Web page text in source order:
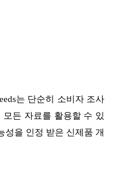
는 단순히 소비자 조사
든 자료를 활용할 수 있
을 인정 받은 신제품 개